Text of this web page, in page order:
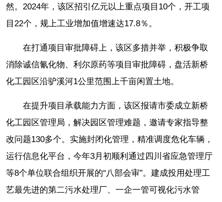
然。2024年，该区招引亿元以上重点项目10个，开工项
目22个，规上工业增加值增速达17.8％。
在打通项目审批障碍上，该区多措并举，积极争取
消除诚信氰化物、利尔原药等项目审批障碍，盘活新桥
化工园区沿驴溪河1公里范围上千亩闲置土地。
在提升项目承载能力方面，该区报请市委成立新桥
化工园区管理局，解决园区管理难题，邀请专家指导整
改问题130多个。实施封闭化管理，精准调度危化车辆，
运行信息化平台，今年3月初顺利通过四川省应急管理厅
等8个单位联合组织开展的“八部会审”。建成投用处理工
艺最先进的第二污水处理厂、一企一管可视化污水管